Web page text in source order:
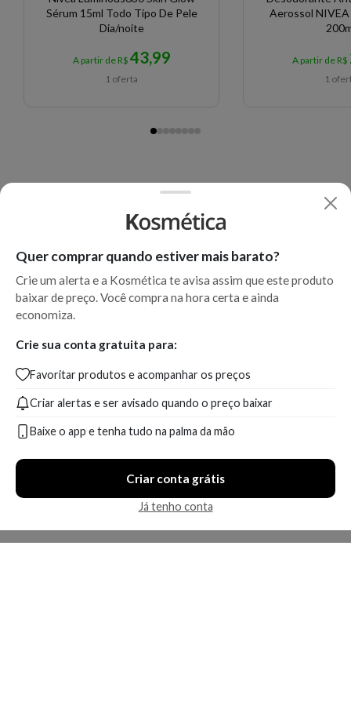
Sérum 15ml Todo Tipo De Pele
Dia/noite
A partir de R$ 43,99
1 oferta
Aerossol
A partir de R$
1
Quer comprar quando estiver mais barato?
Crie um alerta e a Kosmética te avisa assim que este produto
baixar de preço. Você compra na hora certa e ainda
economiza.
Crie sua conta gratuita para:
Favoritar produtos e acompanhar os preços
Criar alertas e ser avisado quando o preço baixar
Baixe o app e tenha tudo na palma da mão
Criar conta grátis
Já tenho conta